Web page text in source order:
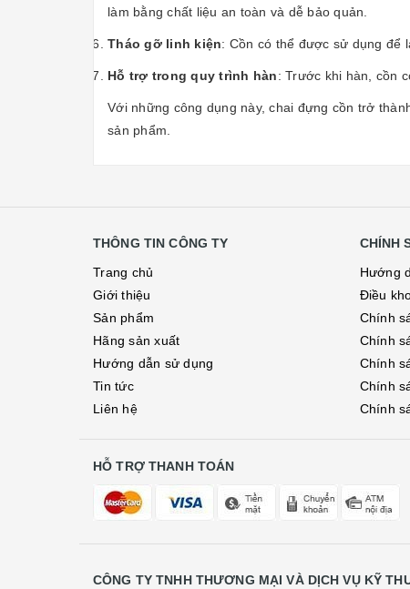
làm bằng chất liệu an toàn và dễ bảo quản.
Tháo gỡ linh kiện: Cồn có thể được sử dụng để
Hỗ trợ trong quy trình hàn: Trước khi hàn, cồn
Với những công dụng này, chai đựng cồn trở
sản phẩm.
THÔNG TIN CÔNG TY
Trang chủ
Giới thiệu
Sản phẩm
Hãng sản xuất
Hướng dẫn sử dụng
Tin tức
Liên hệ
CHÍNH
Hướng
Điều
Chính
Chính
Chính
Chính
Chính
HỖ TRỢ THANH TOÁN
CÔNG TY TNHH THƯƠNG MẠI VÀ DỊCH VỤ KỸ